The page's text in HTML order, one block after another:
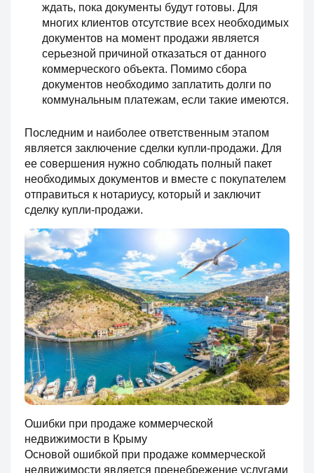
ждать, пока документы будут готовы. Для
многих клиентов отсутствие всех необходимых
документов на момент продажи является
серьезной причиной отказаться от данного
коммерческого объекта. Помимо сбора
документов необходимо заплатить долги по
коммунальным платежам, если такие имеются.
Последним и наиболее ответственным этапом
является заключение сделки купли-продажи. Для
ее совершения нужно соблюдать полный пакет
необходимых документов и вместе с покупателем
отправиться к нотариусу, который и заключит
сделку купли-продажи.
Ошибки при продаже коммерческой
недвижимости в Крыму
Основой ошибкой при продаже коммерческой
недвижимости является пренебрежение услугами